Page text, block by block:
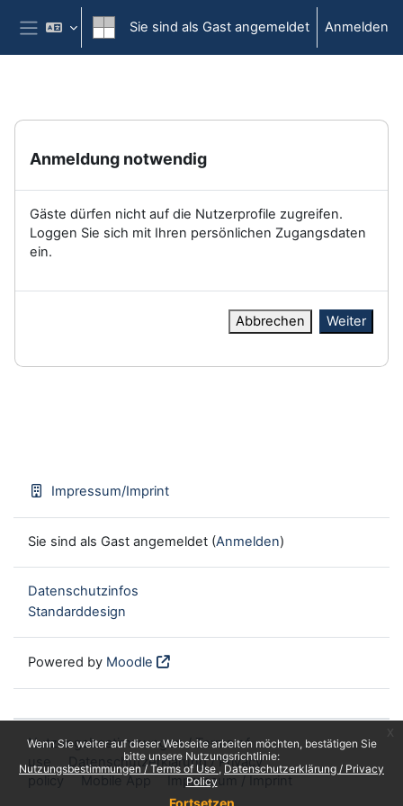
Zum Hauptinhalt
Wenn Sie weiter auf dieser Webseite arbeiten möchten, bestätigen Sie
bitte unsere Nutzungsrichtlinie:
Nutzungsbestimmungen / Terms of Use
Datenschutzerklärung / Privacy
Policy
Fortsetzen
Website-Übersicht
Sie sind als Gast angemeldet Anmelden
Anmeldung notwendig
Gäste dürfen nicht auf die Nutzerprofile zugreifen.
Loggen Sie sich mit Ihren persönlichen Zugangsdaten
ein.
Abbrechen Weiter
Impressum/Imprint
Sie sind als Gast angemeldet (Anmelden)
Datenschutzinfos
Standarddesign
Powered by Moodle
Nutzungsbestimmungen / Terms of
use
Datenschutzerklärung / Privacy
policy
Mobile App Impressum / Imprint